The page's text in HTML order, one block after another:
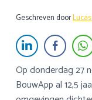
Geschreven door
Op donderdag 27
BouwApp al 12,5